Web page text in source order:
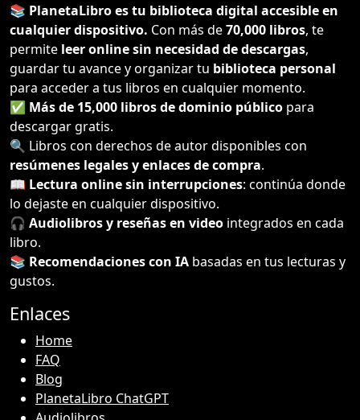
📚 PlanetaLibro es tu biblioteca digital accesible en
cualquier dispositivo. Con más de70,000 libros, te
permite leer online sin necesidad de descargas,
guardar tu avance y organizar tu biblioteca personal
para acceder a tus libros en cualquier momento.
✅ Más de 15,000 libros de dominio público para
descargar gratis.
🔍 Libros con derechos de autor disponibles con
resúmenes legales y enlaces de compra.
📖 Lectura online sin interrupciones: continúa donde
lo dejaste en cualquier dispositivo.
🎧 Audiolibros y reseñas en video integrados en cada
libro.
📚 Recomendaciones con IA basadas en tus lecturas y
gustos.
Enlaces
Home
FAQ
Blog
PlanetaLibro ChatGPT